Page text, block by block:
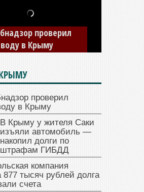
жителя Саки
—
по штрафам
проверил
в Крыму
В Крыму у жителя Саки
изъяли автомобиль —
накопил долги по
штрафам ГИБДД
компания
877 тысяч рублей долга
счета